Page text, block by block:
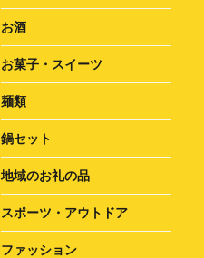
お酒
お菓子・スイーツ
麺類
鍋セット
地域のお礼の品
スポーツ・アウトドア
ファッション